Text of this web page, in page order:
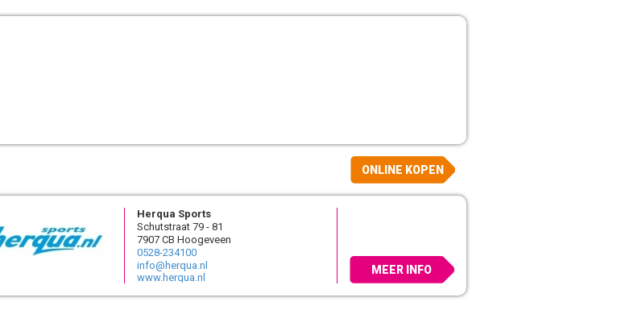
ONLINE KOPEN
Herqua Sports
Schutstraat 79 - 81
7907 CB Hoogeveen
0528-234100
info@herqua.nl
www.herqua.nl
MEER INFO